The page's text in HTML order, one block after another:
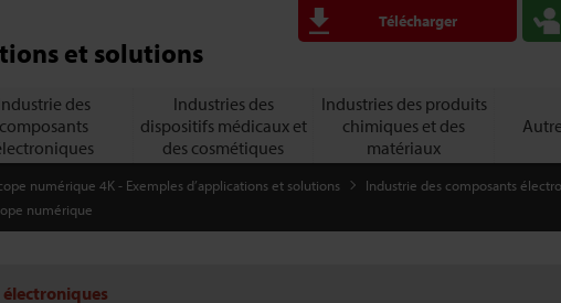
et solutions
Télécharger
des
composants
Industries des
dispositifs médicaux et
des cosmétiques
Industries des produits
chimiques et des
matériaux
numérique 4K - Exemples d’applications et solutions
Industrie des composants
numérique